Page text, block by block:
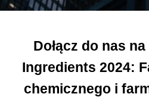
Dołącz do nas
Ingredients 2024:
chemicznego i